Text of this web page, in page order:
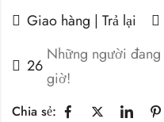
Giao hàng | Trả lại
26
Những người đang
giờ!
Chia sẻ: